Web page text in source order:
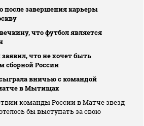
после завершения карьеры
что футбол является
что не хочет быть
сборной России
вничью с командой
в Мытищах
команды России в Матче звезд
бы выступать за свою